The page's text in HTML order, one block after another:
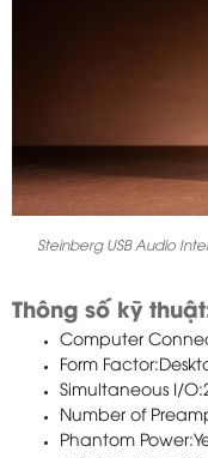
Steinberg USB Audio
Thông số kỹ
Computer
Form
Simultaneous I/
Number of
Phantom